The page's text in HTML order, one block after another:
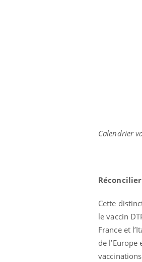
Calendrier
Cette
le vaccin
France et
de